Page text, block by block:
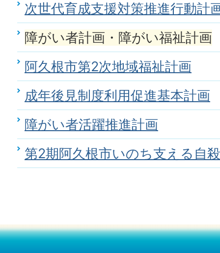
次世代育成支援対策推進行動計
障がい者計画・障がい福祉計画
阿久根市第2次地域福祉計画
成年後見制度利用促進基本計画
障がい者活躍推進計画
第2期阿久根市いのち支える自